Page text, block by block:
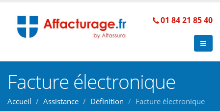
01 84 21 85 40
Facture électronique
Accueil Assistance Définition Facture électronique